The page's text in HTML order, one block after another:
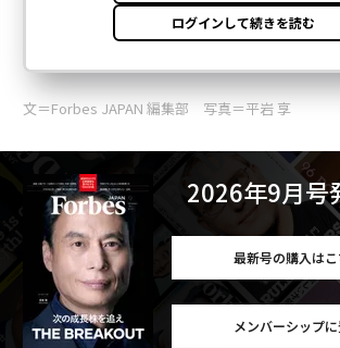
文＝Forbes JAPAN 編集部 写真＝平岩 享
2026年9月号
最新号の購入は
メンバーシップ